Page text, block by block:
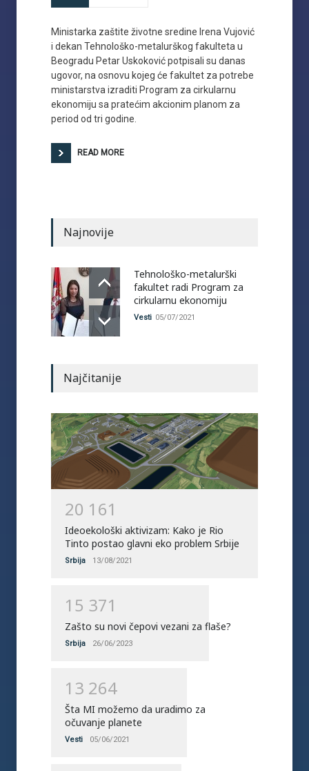
Ministarka zaštite životne sredine Irena Vujović
i dekan Tehnološko-metalurškog fakulteta u
Beogradu Petar Uskoković potpisali su danas
ugovor, na osnovu kojeg će fakultet za potrebe
ministarstva izraditi Program za cirkularnu
ekonomiju sa pratećim akcionim planom za
period od tri godine.
READ MORE
Najnovije
Tehnološko-metalurški
fakultet radi Program za
cirkularnu ekonomiju
Vesti 05/07/2021
Najčitanije
20 1 61
Ideoekološki aktivizam: Kako je Rio
Tinto postao glavni eko problem Srbije
Srbija 13/08/2021
1 5 371
Zašto su novi čepovi vezani za flaše?
Srbija 26/06/2023
1 3 264
Šta MI možemo da uradimo za
očuvanje planete
Vesti 05/06/2021